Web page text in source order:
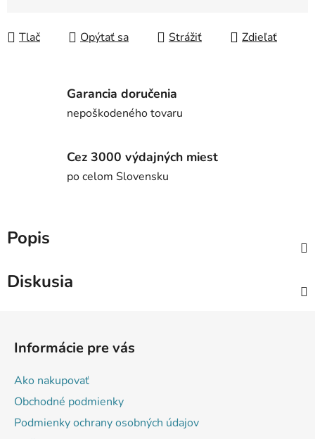
Tlač Opýtať sa Strážiť Zdieľať
Garancia doručenia
nepoškodeného tovaru
Cez 3000 výdajných miest
po celom Slovensku
Popis
Diskusia
Informácie pre vás
Ako nakupovať
Obchodné podmienky
Podmienky ochrany osobných údajov